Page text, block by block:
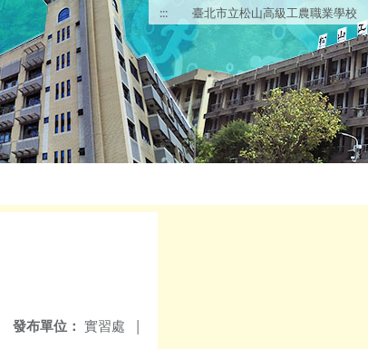
::: 臺北市立松山高級工農職業學校
發布單位： 實習處 |